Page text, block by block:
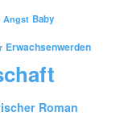
Angst Baby
Erwachsenwerden
Roman